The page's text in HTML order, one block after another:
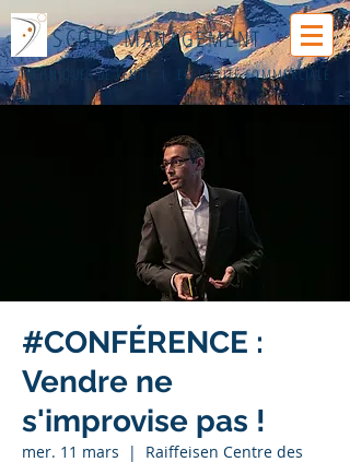
SCORE MANAGEMENT
TECHNIQUES DE VENTE | EFFICACITÉ COMMERCIALE
#CONFÉRENCE :
Vendre ne
s'improvise pas !
mer. 11 mars
  |
Raiffeisen Centre des